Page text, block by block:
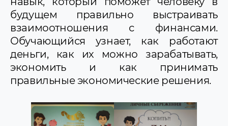
будущем правильно выстраивать
взаимоотношения с финансами.
Обучающийся узнает, как работают
деньги, как их можно зарабатывать,
экономить и как принимать
правильные экономические решения.